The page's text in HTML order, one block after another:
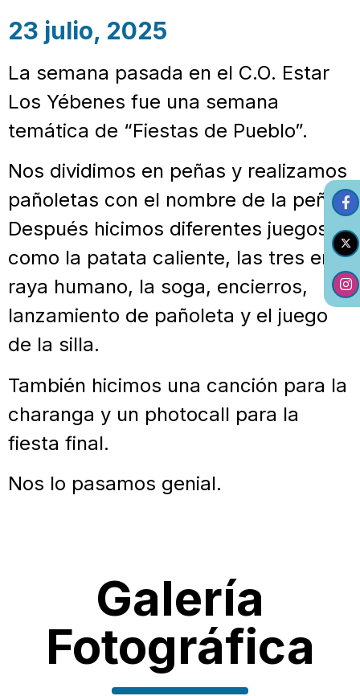
23 julio, 2025
La semana pasada en el C.O. Estar
Los Yébenes fue una semana
temática de “Fiestas de Pueblo”.
Nos dividimos en peñas y realizamos
pañoletas con el nombre de la peña.
Después hicimos diferentes juegos,
como la patata caliente, las tres en
raya humano, la soga, encierros,
lanzamiento de pañoleta y el juego
de la silla.
También hicimos una canción para la
charanga y un photocall para la
fiesta final.
Nos lo pasamos genial.
Galería
Fotográfica